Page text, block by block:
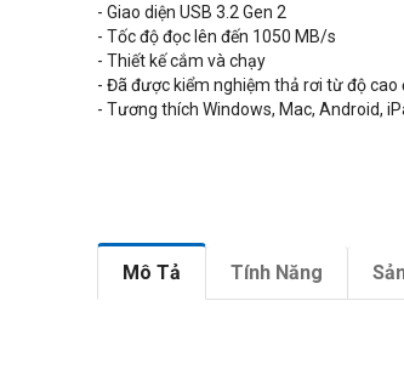
- Giao diện USB 3.2 Gen 2
- Tốc độ đọc lên đến 1050 MB/s
- Thiết kế cắm và chạy
- Đã được kiểm nghiệm thả rơi từ độ cao
- Tương thích Windows, Mac, Android,
Mô Tả Tính Năng